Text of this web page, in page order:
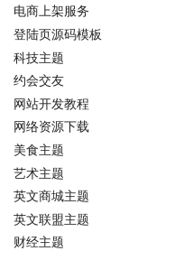
电商上架服务
登陆页源码模板
科技主题
约会交友
网站开发教程
网络资源下载
美食主题
艺术主题
英文商城主题
英文联盟主题
财经主题